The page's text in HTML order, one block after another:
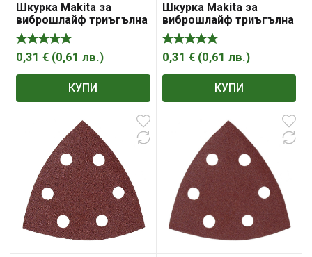
Шкурка Makita за
виброшлайф триъгълна
с 6 отвора 95x95x95 мм,
P100
0,31 € (0,61 лв.)
КУПИ
Шкурка Makita за
виброшлайф триъгълна
с 6 отвора 95x95x95 мм,
P120
0,31 € (0,61 лв.)
КУПИ